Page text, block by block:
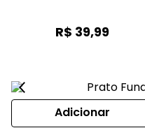
R$ 39,99
Adicionar